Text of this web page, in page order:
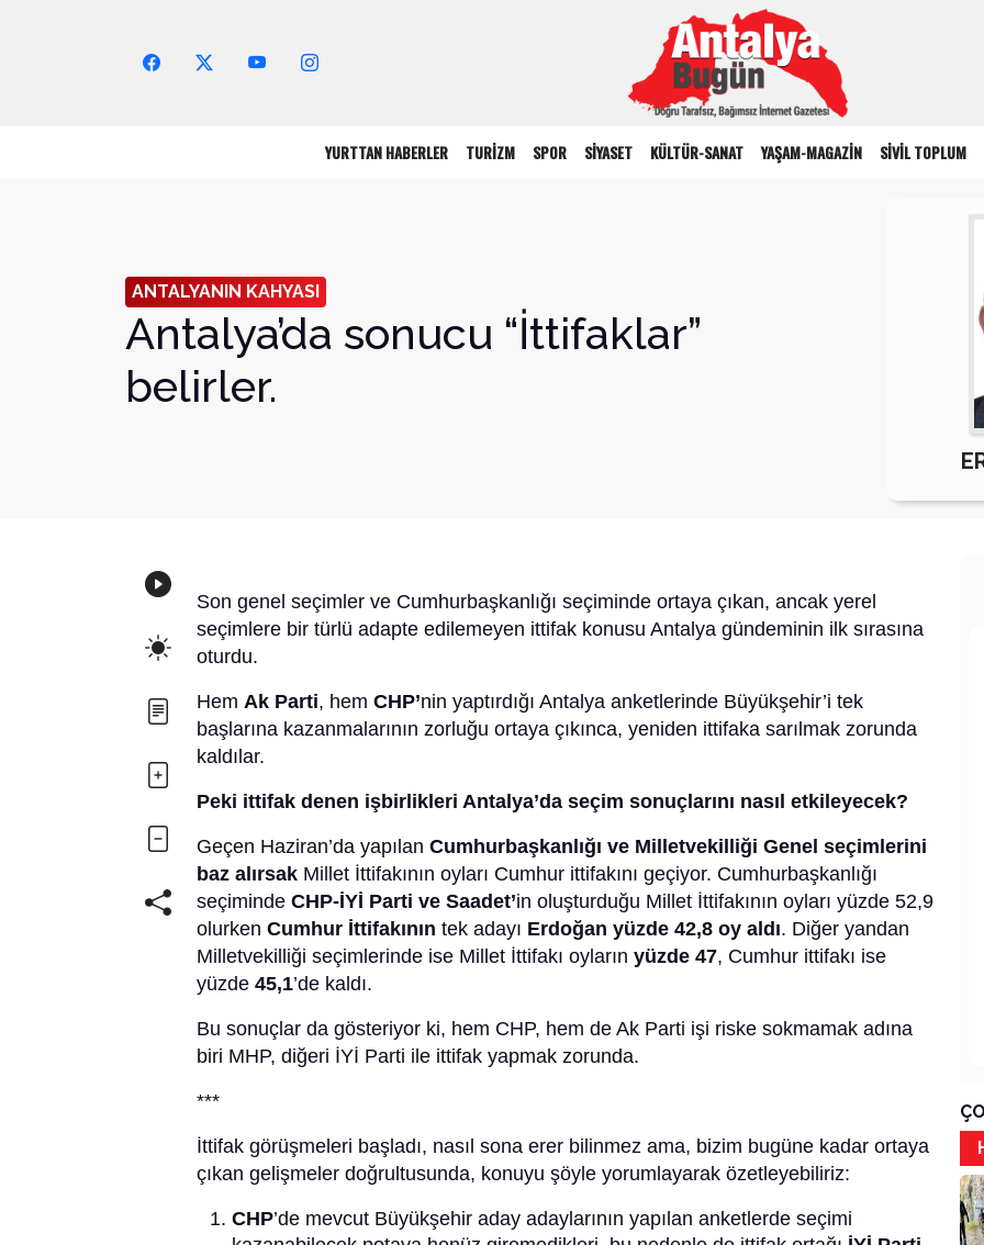
YURTTAN HABERLER TURİZM SPOR SİYASET KÜLTÜR-SANAT YAŞAM-MAGAZİN SİVİL TOPLUM
ANTALYANIN KAHYASI
Antalya’da sonucu “İttifaklar”
belirler.
Son genel seçimler ve Cumhurbaşkanlığı seçiminde ortaya çıkan, ancak yerel
seçimlere bir türlü adapte edilemeyen ittifak konusu Antalya gündeminin ilk sırasına
oturdu.
Hem Ak Parti, hem CHP’nin yaptırdığı Antalya anketlerinde Büyükşehir’i tek
başlarına kazanmalarının zorluğu ortaya çıkınca, yeniden ittifaka sarılmak zorunda
kaldılar.
Peki ittifak denen işbirlikleri Antalya’da seçim sonuçlarını nasıl etkileyecek?
Geçen Haziran’da yapılan Cumhurbaşkanlığı ve Milletvekilliği Genel seçimlerini
baz alırsak Millet İttifakının oyları Cumhur ittifakını geçiyor. Cumhurbaşkanlığı
seçiminde CHP-İYİ Parti ve Saadet’in oluşturduğu Millet İttifakının oyları yüzde 52,9
olurken Cumhur İttifakının tek adayı Erdoğan yüzde 42,8 oy aldı. Diğer yandan
Milletvekilliği seçimlerinde ise Millet İttifakı oyların yüzde 47, Cumhur ittifakı ise
yüzde 45,1’de kaldı.
Bu sonuçlar da gösteriyor ki, hem CHP, hem de Ak Parti işi riske sokmamak adına
biri MHP, diğeri İYİ Parti ile ittifak yapmak zorunda.
***
İttifak görüşmeleri başladı, nasıl sona erer bilinmez ama, bizim bugüne kadar ortaya
çıkan gelişmeler doğrultusunda, konuyu şöyle yorumlayarak özetleyebiliriz:
CHP’de mevcut Büyükşehir aday adaylarının yapılan anketlerde seçimi
Arama Yap!